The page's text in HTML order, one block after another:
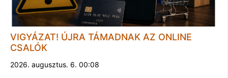
VIGYÁZAT! ÚJRA TÁMADNAK AZ ONLINE
CSALÓK
2026. augusztus. 6. 00:08